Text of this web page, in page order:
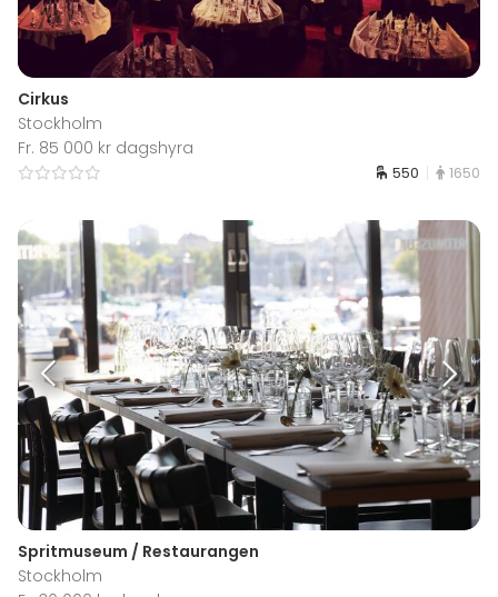
Cirkus
Stockholm
Fr. 85 000 kr dagshyra
550 1650
Spritmuseum / Restaurangen
Stockholm